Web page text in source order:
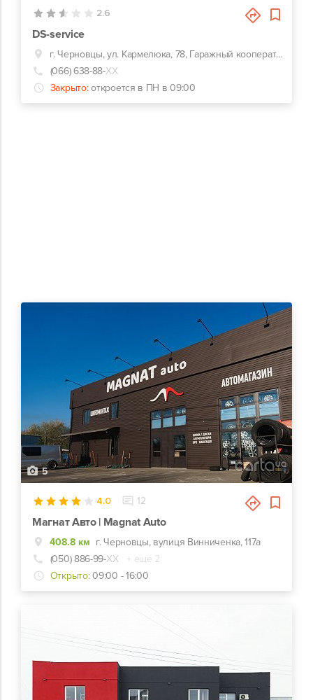
2.6
DS-service
г. Черновцы, ул. Кармелюка, 78, Гаражный кооператив напротив грузового въезда на Кирпичный завод Черновцы
(066) 638-88-ХХ
Закрыто: откроется в ПН в 09:00
5
4.0 12
Магнат Авто | Magnat Auto
408.8 км г. Черновцы, вулиця Винниченка, 117а
(050) 886-99-ХХ
+ еще 2
Открыто: 09:00 - 16:00